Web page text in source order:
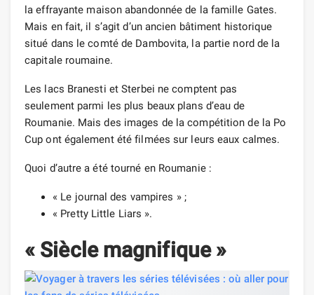
la effrayante maison abandonnée de la famille Gates.
Mais en fait, il s’agit d’un ancien bâtiment historique
situé dans le comté de Dambovita, la partie nord de la
capitale roumaine.
Les lacs Branesti et Sterbei ne comptent pas
seulement parmi les plus beaux plans d’eau de
Roumanie. Mais des images de la compétition de la Po
Cup ont également été filmées sur leurs eaux calmes.
Quoi d’autre a été tourné en Roumanie :
« Le journal des vampires » ;
« Pretty Little Liars ».
« Siècle magnifique »